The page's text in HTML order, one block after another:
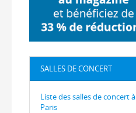
Nkaké – Jî
Colomb
SALLES DE CONCERT
Liste des salles de concert à
Paris